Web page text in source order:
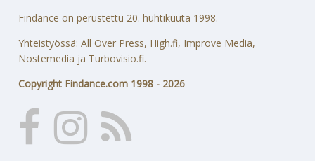
Findance on perustettu 20. huhtikuuta 1998.
Yhteistyössä: All Over Press, High.fi, Improve Media,
Nostemedia ja Turbovisio.fi.
Copyright Findance.com 1998 - 2026